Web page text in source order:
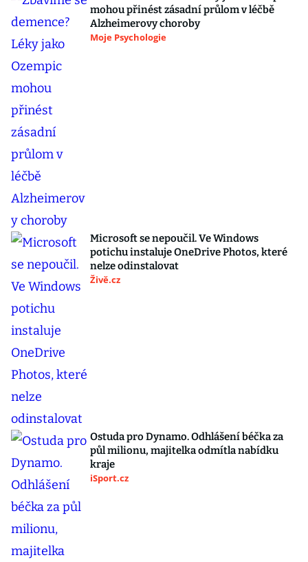
mohou přinést zásadní průlom v léčbě
Alzheimerovy choroby
Moje Psychologie
Microsoft se nepoučil. Ve Windows
potichu instaluje OneDrive Photos, které
nelze odinstalovat
Živě.cz
Ostuda pro Dynamo. Odhlášení béčka za
půl milionu, majitelka odmítla nabídku
kraje
iSport.cz